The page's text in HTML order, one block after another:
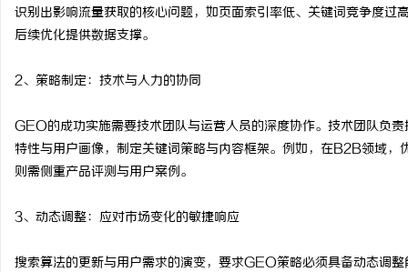
识别出影响流量获取的核心问题，如页面索引率低、关键词竞争度
后续优化提供数据支撑。
2、策略制定：技术与人力的协同
GEO的成功实施需要技术团队与运营人员的深度协作。技术团队负
特性与用户画像，制定关键词策略与内容框架。例如，在B2B领域
则需侧重产品评测与用户案例。
3、动态调整：应对市场变化的敏捷响应
搜索算法的更新与用户需求的演变，要求GEO策略必须具备动态调